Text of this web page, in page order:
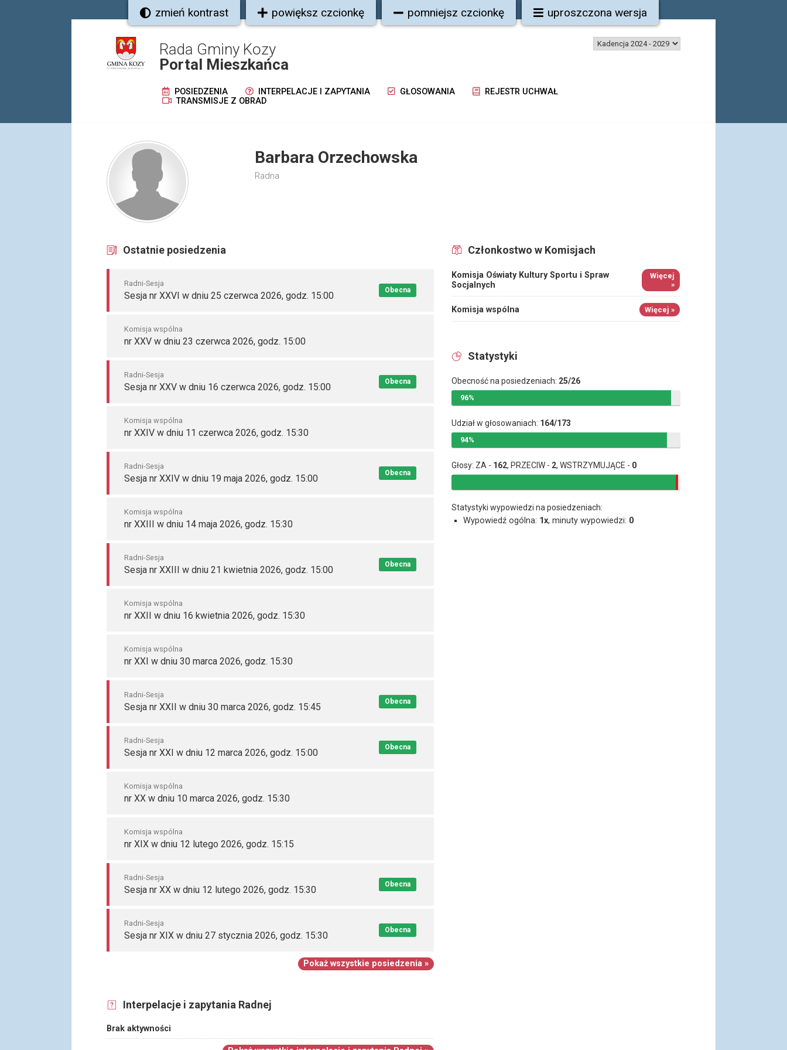
zmień kontrast powiększ czcionkę pomniejsz czcionkę uproszczona wersja
Rada Gminy Kozy
Portal Mieszkańca
POSIEDZENIA INTERPELACJE I ZAPYTANIA GŁOSOWANIA
REJESTR UCHWAŁ
TRANSMISJE Z OBRAD
Barbara Orzechowska
Radna
Ostatnie posiedzenia
Radni-Sesja
Sesja nr XXVI w dniu 25 czerwca 2026, godz. 15:00 Obecna
Komisja wspólna
nr XXV w dniu 23 czerwca 2026, godz. 15:00
Radni-Sesja
Sesja nr XXV w dniu 16 czerwca 2026, godz. 15:00 Obecna
Komisja wspólna
nr XXIV w dniu 11 czerwca 2026, godz. 15:30
Radni-Sesja
Sesja nr XXIV w dniu 19 maja 2026, godz. 15:00 Obecna
Komisja wspólna
nr XXIII w dniu 14 maja 2026, godz. 15:30
Radni-Sesja
Sesja nr XXIII w dniu 21 kwietnia 2026, godz. 15:00 Obecna
Komisja wspólna
nr XXII w dniu 16 kwietnia 2026, godz. 15:30
Komisja wspólna
nr XXI w dniu 30 marca 2026, godz. 15:30
Radni-Sesja
Sesja nr XXII w dniu 30 marca 2026, godz. 15:45 Obecna
Radni-Sesja
Sesja nr XXI w dniu 12 marca 2026, godz. 15:00 Obecna
Komisja wspólna
nr XX w dniu 10 marca 2026, godz. 15:30
Komisja wspólna
nr XIX w dniu 12 lutego 2026, godz. 15:15
Radni-Sesja
Sesja nr XX w dniu 12 lutego 2026, godz. 15:30 Obecna
Radni-Sesja
Sesja nr XIX w dniu 27 stycznia 2026, godz. 15:30 Obecna
Pokaż wszystkie posiedzenia »
Interpelacje i zapytania Radnej
Brak aktywności
Członkostwo w Komisjach
Komisja Oświaty Kultury Sportu i Spraw
Socjalnych
Więcej
»
Komisja wspólna Więcej »
Statystyki
Obecność na posiedzeniach: 25/26
96%
Udział w głosowaniach: 164/173
94%
Głosy: ZA - 162, PRZECIW - 2, WSTRZYMUJĄCE - 0
Statystyki wypowiedzi na posiedzeniach:
Wypowiedź ogólna: 1x, minuty wypowiedzi: 0